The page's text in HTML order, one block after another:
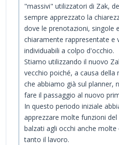
"massivi" utilizzatori di Zak,
sempre apprezzato la
dove le prenotazioni, singole
chiaramente rappresentate e
individuabili a colpo d'occhio.
Stiamo utilizzando il nuovo
vecchio poiché, a causa
che abbiamo già sul planner,
fare il passaggio al nuovo
In questo periodo iniziale
apprezzare molte funzioni
balzati agli occhi anche
tanto il lavoro.